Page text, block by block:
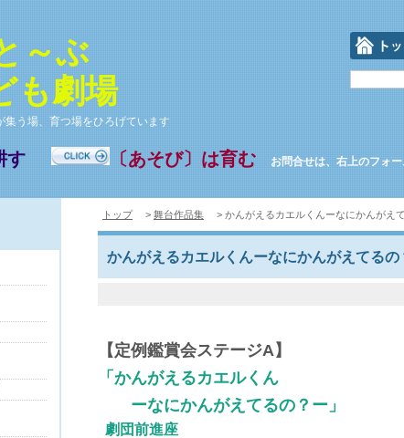
～ぶ
も劇場
う場、育つ場をひろげています
す 〔あそび〕は育む お問合せは、右上のフォ
トップ > 舞台作品集 > かんがえるカエルくんーなにかんがえ
かんがえるカエルくんーなにかんがえてる
【定例鑑賞会ステージA】
「かんがえるカエルくん
ーなにかんがえてるの？ー」
劇団前進座